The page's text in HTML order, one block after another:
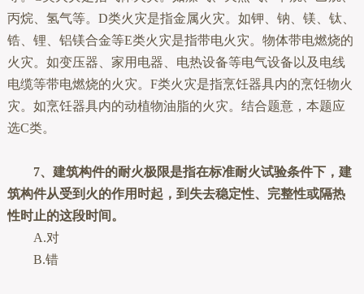
丙烷、氢气等。D类火灾是指金属火灾。如钾、钠、镁、钛、
锆、锂、铝镁合金等E类火灾是指带电火灾。物体带电燃烧的
火灾。如变压器、家用电器、电热设备等电气设备以及电线
电缆等带电燃烧的火灾。F类火灾是指烹饪器具内的烹饪物火
灾。如烹饪器具内的动植物油脂的火灾。结合题意，本题应
选C类。
7、建筑构件的耐火极限是指在标准耐火试验条件下，建
筑构件从受到火的作用时起，到失去稳定性、完整性或隔热
性时止的这段时间。
A.对
B.错